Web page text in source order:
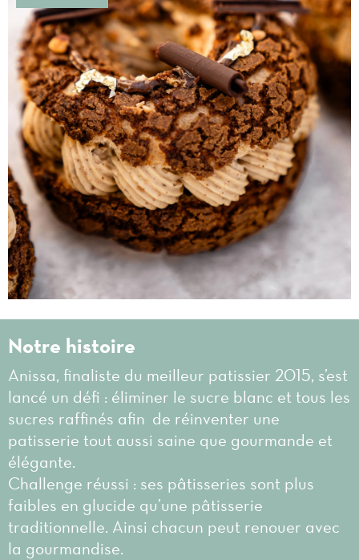
Notre histoire
Anissa, finaliste du meilleur patissier 2015, s’est
lancé un défi : éliminer le sucre blanc et tous les
sucres raffinés afin de réinventer une
patisserie tout aussi saine que gourmande et
élégante.
Challenge réussi : ses pâtisseries sont plus
faibles en glucide qu’une pâtisserie
traditionnelle. Ainsi chacun peut renouer avec
la gourmandise.